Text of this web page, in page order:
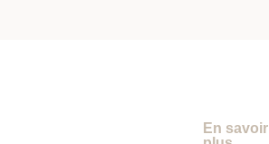
En savoir